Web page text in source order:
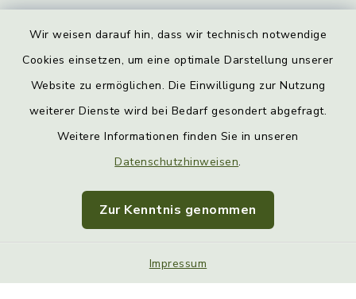
Wir weisen darauf hin, dass wir technisch notwendige
Cookies einsetzen, um eine optimale Darstellung unserer
Website zu ermöglichen. Die Einwilligung zur Nutzung
weiterer Dienste wird bei Bedarf gesondert abgefragt.
Weitere Informationen finden Sie in unseren
Datenschutzhinweisen.
Zur Kenntnis genommen
Impressum
Barrierefreiheit
Impressum
Sitemap